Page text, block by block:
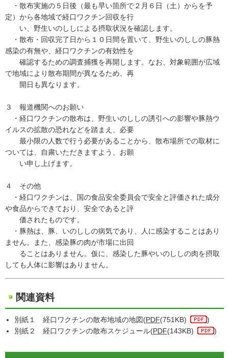
・散布実施の５日後（最も早い箇所で２月６日（土）からを予
定）から各地域で経口ワクチン回収を行
い、野生いのししによる摂取状況を確認します。
・散布・回収完了日から１０日間を置いて、野生いのししの豚熱
感染の有無や、経口ワクチンの有効性を
確認するための調査捕獲を再開します。なお、対象範囲が広域
で地域により散布期間が異なるため、再
開日も異なります。
３ 報道機関へのお願い
・経口ワクチンの散布は、野生いのししの誘引への影響や豚熱ウ
イルスの拡散の恐れなどを踏まえ、必要
最小限の人数で行う必要があることから、散布場所での取材に
ついては、自粛いただきますよう、お願
い申し上げます。
４ その他
・経口ワクチンは、国の食品安全委員会で安全と評価された成分
や食品からできており、安全であると評
価されたものです。
・豚熱は、豚、いのししの病気であり、人に感染することはあり
ません。また、感染豚の肉が市場に出回
ることはありません。仮に、感染した豚やいのししの肉を摂取
しても人体に影響はありません。
関連資料
別紙１ 経口ワクチンの散布地域の地図(PDF(751KB)
)
別紙２ 経口ワクチンの散布スケジュール(PDF(143KB) )